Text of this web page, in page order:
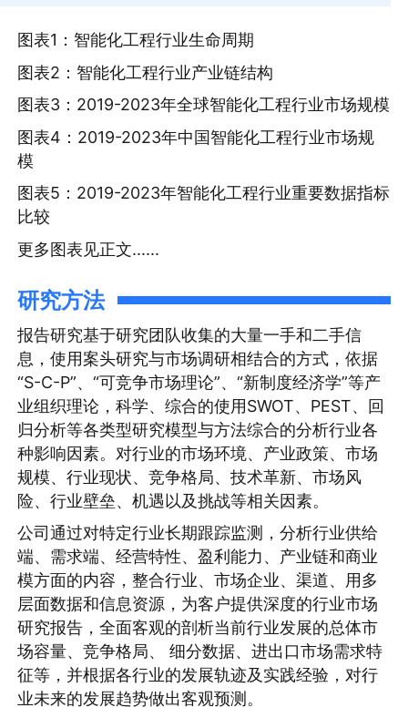
图表1：智能化工程行业生命周期
图表2：智能化工程行业产业链结构
图表3：2019-2023年全球智能化工程行业市场规模
图表4：2019-2023年中国智能化工程行业市场规
模
图表5：2019-2023年智能化工程行业重要数据指标
比较
更多图表见正文......
研究方法
报告研究基于研究团队收集的大量一手和二手信
息，使用案头研究与市场调研相结合的方式，依据
“S-C-P”、“可竞争市场理论”、“新制度经济学”等产
业组织理论，科学、综合的使用SWOT、PEST、回
归分析等各类型研究模型与方法综合的分析行业各
种影响因素。对行业的市场环境、产业政策、市场
规模、行业现状、竞争格局、技术革新、市场风
险、行业壁垒、机遇以及挑战等相关因素。
公司通过对特定行业长期跟踪监测，分析行业供给
端、需求端、经营特性、盈利能力、产业链和商业
模方面的内容，整合行业、市场企业、渠道、用多
层面数据和信息资源，为客户提供深度的行业市场
研究报告，全面客观的剖析当前行业发展的总体市
场容量、竞争格局、 细分数据、进出口市场需求特
征等，并根据各行业的发展轨迹及实践经验，对行
业未来的发展趋势做出客观预测。